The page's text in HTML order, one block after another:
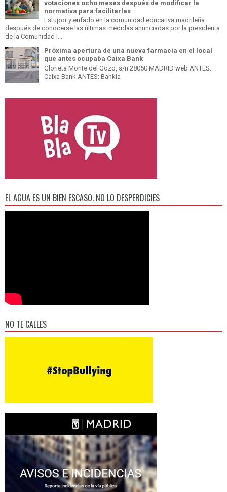
votaciones ocho meses después de modificar la
normativa para facilitarlas
Estupor y enfado en la comunidad educativa madrileña
después de conocerse las últimas medidas anunciadas por la presidenta
de la Comunidad I...
Próxima apertura de una nueva farmacia en el local
que antes ocupaba Caixa Bank
Glorieta Monte del Gozo, s/n 28050 MADRID web ANTES:
Caixa Bank ANTES: Bankia
EL AGUA ES UN BIEN ESCASO. NO LO DESPERDICIES
NO TE CALLES